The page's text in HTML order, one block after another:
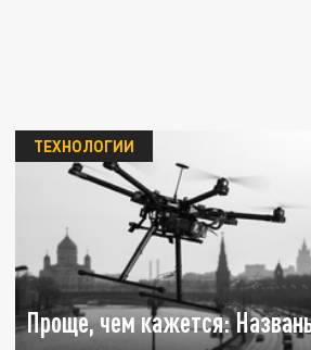
Проще, чем кажется:
ТЕХНОЛОГИИ